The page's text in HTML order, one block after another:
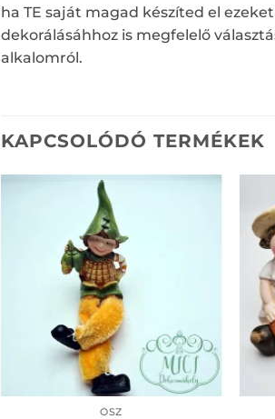
ha TE saját magad készíted el
dekorálásáhhoz is megfelelő
alkalomról.
KAPCSOLÓDÓ TERMÉKEK
ŐSZ